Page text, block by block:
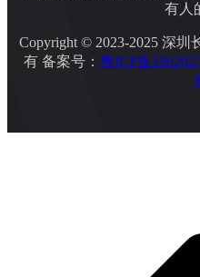
有人
Copyright © 2023-2025 深
有 备案号： 粤ICP备